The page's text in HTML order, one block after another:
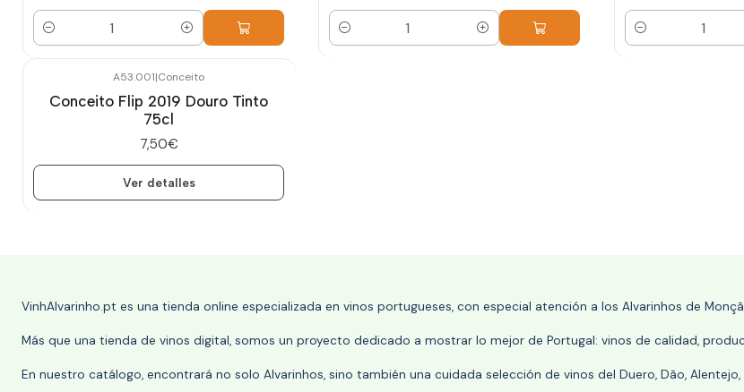
Cantidad Cantidad Cantidad
A53.001|Conceito
Conceito Flip 2019 Douro Tinto
75cl
7,50€
Ver detalles
VinhAlvarinho.pt es una tienda online especializada en vinos portugueses, con especial atención a los Alvarinhos de
Más que una tienda de vinos digital, somos un proyecto dedicado a mostrar lo mejor de Portugal: vinos de calidad,
En nuestro catálogo, encontrará no solo Alvarinhos, sino también una cuidada selección de vinos del Duero, Dão,